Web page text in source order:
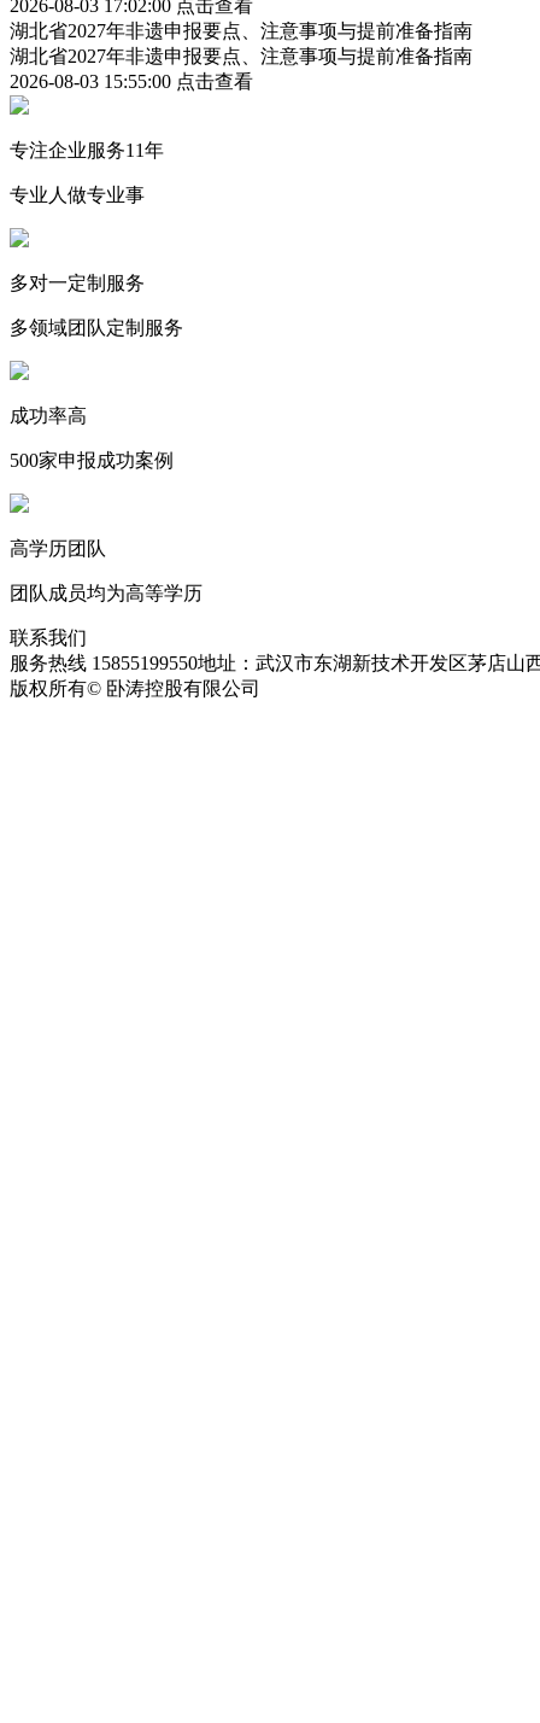
2026-08-03 17:02:00 点击查看
湖北省2027年非遗申报要点、注意事项与提前准备指南
湖北省2027年非遗申报要点、注意事项与提前准备指南
2026-08-03 15:55:00 点击查看
专注企业服务11年
专业人做专业事
多对一定制服务
多领域团队定制服务
成功率高
500家申报成功案例
高学历团队
团队成员均为高等学历
联系我们
服务热线 15855199550地址：武汉市东湖新技术开发区茅店山
版权所有© 卧涛控股有限公司